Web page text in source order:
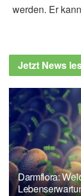
werden. Er
Jetzt News
Darmflora: